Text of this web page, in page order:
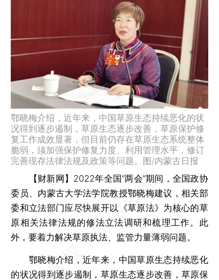
鄂晓梅介绍，近年来，中国草原生态持续恶化的状
况得到逐步遏制，草原生态逐步改善，草原保护修
复工作成效显著，但目前仍存在草原生态系统整体
脆弱，须加强保护修复力度、利用管理水平，修订
完善现存法律法规及政策等问题。图/内蒙古日报
【财新网】 2022年全国“两会”期间，全国政协
委员、内蒙古大学法学院教授鄂晓梅建议，相关部
委和立法部门应尽快展开以《草原法》为核心的草
原相关法律法规的修法立法调研和梳理工作。此
外，要着力解决草原执法、监管力量薄弱问题。
鄂晓梅介绍，近年来，中国草原生态持续恶化
的状况得到逐步遏制，草原生态逐步改善，草原保